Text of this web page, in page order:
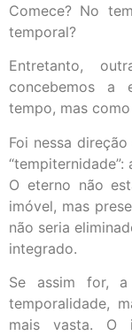
Comece? No
temporal?
Entretanto,
concebemos a
tempo, mas
Foi nessa
O eterno não
imóvel, mas
não seria
integrado.
Se assim for,
temporalidade,
mais vasta. O